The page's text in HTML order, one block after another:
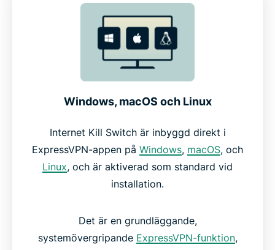
Windows, macOS och Linux
Internet Kill Switch är inbyggd direkt i
ExpressVPN-appen på Windows, macOS, och
Linux, och är aktiverad som standard vid
installation.
Det är en grundläggande,
systemövergripande ExpressVPN-funktion,